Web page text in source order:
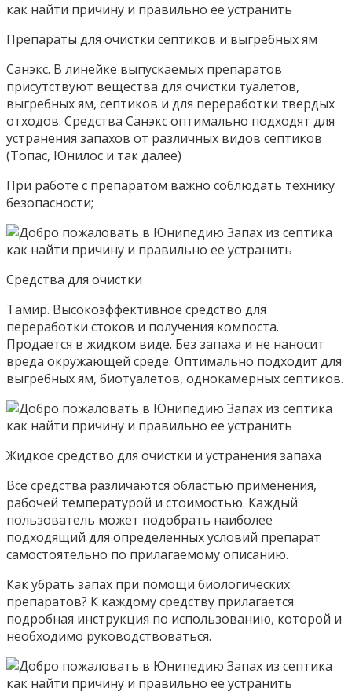
Препараты для очистки септиков и выгребных ям
Санэкс. В линейке выпускаемых препаратов
присутствуют вещества для очистки туалетов,
выгребных ям, септиков и для переработки твердых
отходов. Средства Санэкс оптимально подходят для
устранения запахов от различных видов септиков
(Топас, Юнилос и так далее)
При работе с препаратом важно соблюдать технику
безопасности;
Средства для очистки
Тамир. Высокоэффективное средство для
переработки стоков и получения компоста.
Продается в жидком виде. Без запаха и не наносит
вреда окружающей среде. Оптимально подходит для
выгребных ям, биотуалетов, однокамерных септиков.
Жидкое средство для очистки и устранения запаха
Все средства различаются областью применения,
рабочей температурой и стоимостью. Каждый
пользователь может подобрать наиболее
подходящий для определенных условий препарат
самостоятельно по прилагаемому описанию.
Как убрать запах при помощи биологических
препаратов? К каждому средству прилагается
подробная инструкция по использованию, которой и
необходимо руководствоваться.